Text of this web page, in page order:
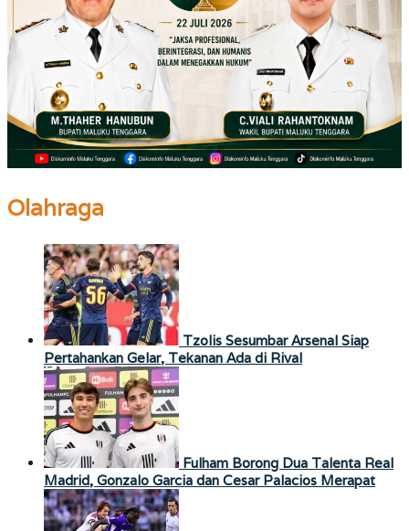
Olahraga
Tzolis Sesumbar Arsenal Siap
Pertahankan Gelar, Tekanan Ada di Rival
Fulham Borong Dua Talenta Real
Madrid, Gonzalo Garcia dan Cesar Palacios Merapat